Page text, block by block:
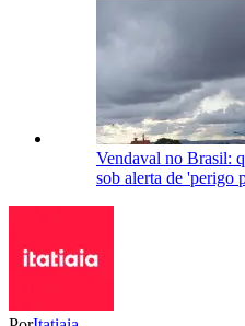
Vendaval no Brasil:
sob alerta de 'perigo